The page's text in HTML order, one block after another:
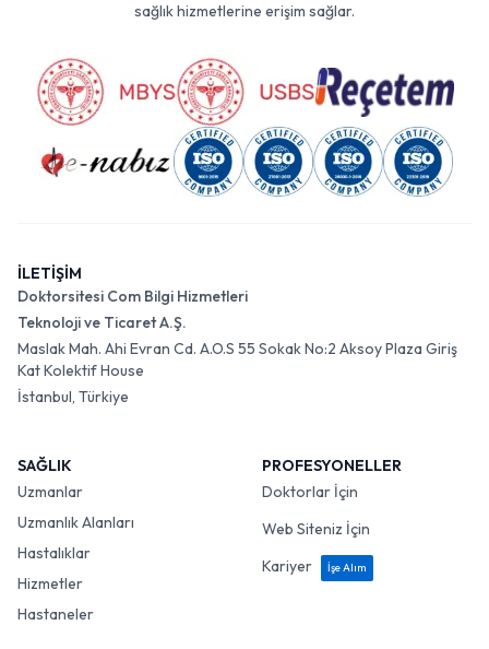
sağlık hizmetlerine erişim sağlar.
İLETİŞİM
Doktorsitesi Com Bilgi Hizmetleri
Teknoloji ve Ticaret A.Ş.
Maslak Mah. Ahi Evran Cd. A.O.S 55 Sokak No:2 Aksoy Plaza Giriş
Kat Kolektif House
İstanbul, Türkiye
SAĞLIK
Uzmanlar
Uzmanlık Alanları
Hastalıklar
Hizmetler
Hastaneler
PROFESYONELLER
Doktorlar İçin
Web Siteniz İçin
Kariyer
İşe Alım